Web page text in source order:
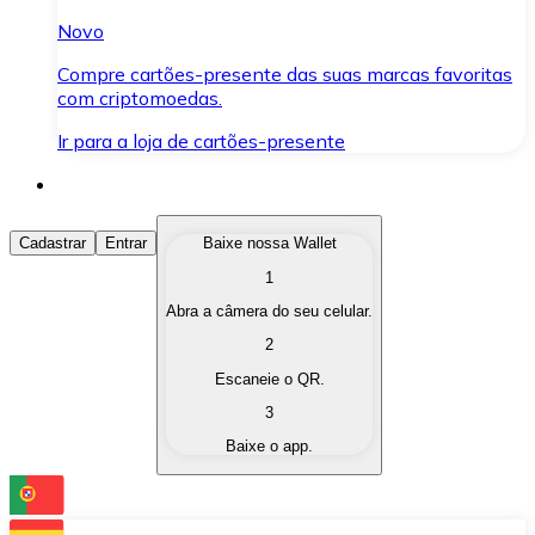
Novo
Compre cartões-presente das suas marcas favoritas
com criptomoedas.
Ir para a loja de cartões-presente
Comprar Criptomoedas
Compre as criptomoedas de seu interesse de forma
Converta suas criptomoedas em moeda fiduciária
Troque uma criptomoeda por outra
Cadastrar Entrar
Baixe nossa Wallet
1
Abra a câmera do seu celular.
2
Escaneie o QR.
3
Baixe o app.